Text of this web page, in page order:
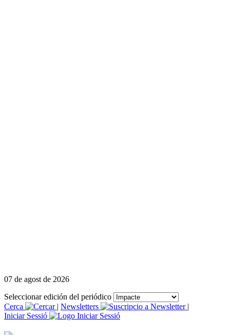
07 de agost de 2026
Seleccionar edición del periódico
Cerca
| Newsletters
|
Iniciar Sessió